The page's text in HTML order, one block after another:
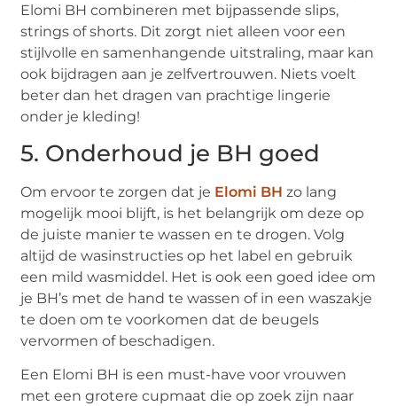
Elomi BH combineren met bijpassende slips,
strings of shorts. Dit zorgt niet alleen voor een
stijlvolle en samenhangende uitstraling, maar kan
ook bijdragen aan je zelfvertrouwen. Niets voelt
beter dan het dragen van prachtige lingerie
onder je kleding!
5. Onderhoud je BH goed
Om ervoor te zorgen dat je Elomi BH zo lang
mogelijk mooi blijft, is het belangrijk om deze op
de juiste manier te wassen en te drogen. Volg
altijd de wasinstructies op het label en gebruik
een mild wasmiddel. Het is ook een goed idee om
je BH’s met de hand te wassen of in een waszakje
te doen om te voorkomen dat de beugels
vervormen of beschadigen.
Een Elomi BH is een must-have voor vrouwen
met een grotere cupmaat die op zoek zijn naar